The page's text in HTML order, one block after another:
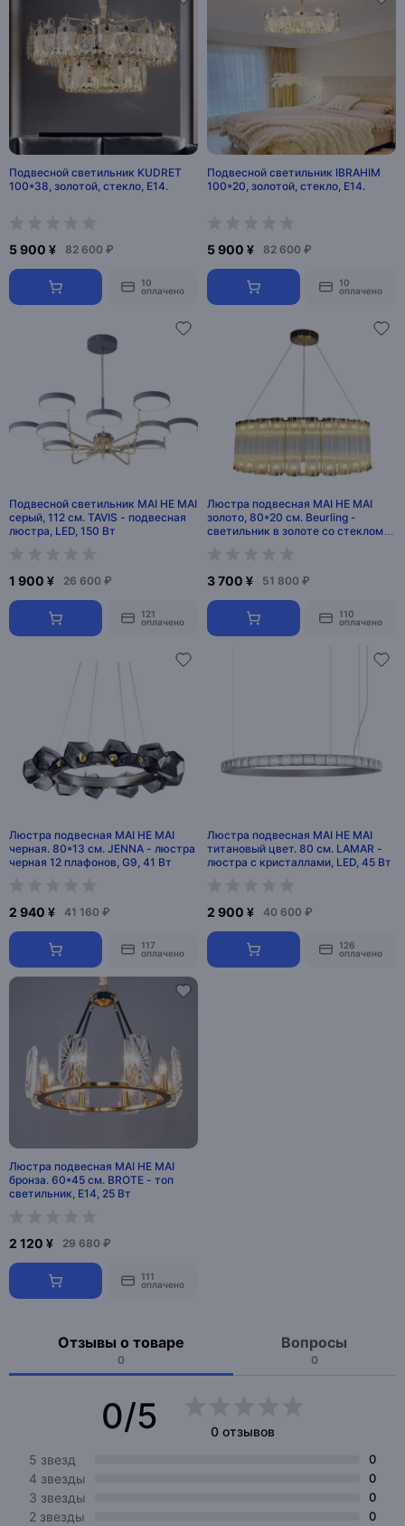
Подвесной светильник KUDRET
100*38, золотой, стекло, Е14.
5 900 ¥ 82 600 ₽
10
оплачено
Подвесной светильник IBRAHIM
100*20, золотой, стекло, Е14.
5 900 ¥ 82 600 ₽
10
оплачено
Подвесной светильник MAI HE MAI
серый, 112 см. TAVIS - подвесная
люстра, LED, 150 Вт
1 900 ¥ 26 600 ₽
121
оплачено
Люстра подвесная MAI HE MAI
золото, 80*20 см. Beurling -
светильник в золоте со стеклом,
3 700 ¥ 51 800 ₽
110
оплачено
Люстра подвесная MAI HE MAI
черная. 80*13 см. JENNA - люстра
черная 12 плафонов, G9, 41 Вт
2 940 ¥ 41 160 ₽
117
оплачено
Люстра подвесная MAI HE MAI
титановый цвет. 80 см. LAMAR -
люстра с кристаллами, LED, 45 Вт
2 900 ¥ 40 600 ₽
126
оплачено
Люстра подвесная MAI HE MAI
бронза. 60*45 см. BROTE - топ
светильник, E14, 25 Вт
2 120 ¥ 29 680 ₽
111
оплачено
Отзывы о товаре
0
Вопросы
0
0/5
0 отзывов
5 звезд
0
4 звезды 0
3 звезды 0
2 звезды 0